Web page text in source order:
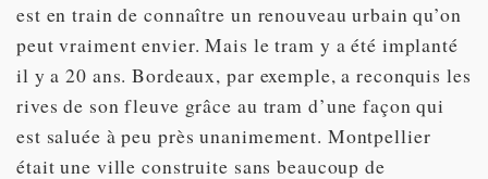
est en train de connaître un renouveau urbain qu’on
peut vraiment envier. Mais le tram y a été implanté
il y a 20 ans. Bordeaux, par exemple, a reconquis les
rives de son fleuve grâce au tram d’une façon qui
est saluée à peu près unanimement. Montpellier
était une ville construite sans beaucoup de